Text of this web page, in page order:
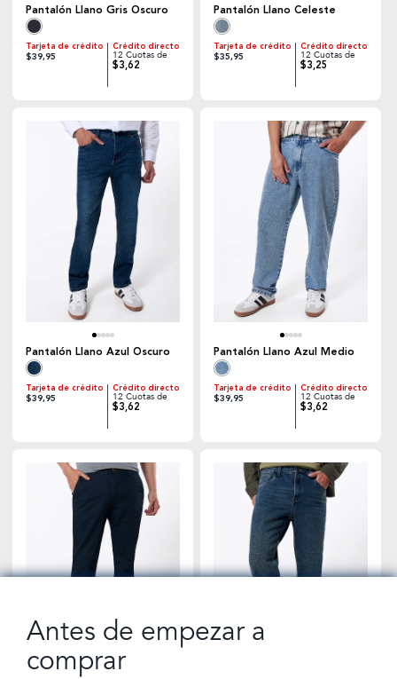
Pantalón Llano Gris Oscuro
Tarjeta de crédito
$39,95
Crédito directo
12 Cuotas de
$3,62
Pantalón Llano Celeste
Tarjeta de crédito
$35,95
Crédito directo
12 Cuotas de
$3,25
Pantalón Llano Azul Oscuro
Tarjeta de crédito
$39,95
Crédito directo
12 Cuotas de
$3,62
Pantalón Llano Azul Medio
Tarjeta de crédito
$39,95
Crédito directo
12 Cuotas de
$3,62
Antes de empezar a
comprar